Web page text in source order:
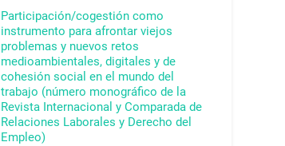
Participación/cogestión como
instrumento para afrontar viejos
problemas y nuevos retos
medioambientales, digitales y de
cohesión social en el mundo del
trabajo (número monográfico de la
Revista Internacional y Comparada de
Relaciones Laborales y Derecho del
Empleo)